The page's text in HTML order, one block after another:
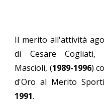
Il merito all'attività
di Cesare Cogliati,
Mascioli, (1989-1996)
d'Oro al Merito
1991.